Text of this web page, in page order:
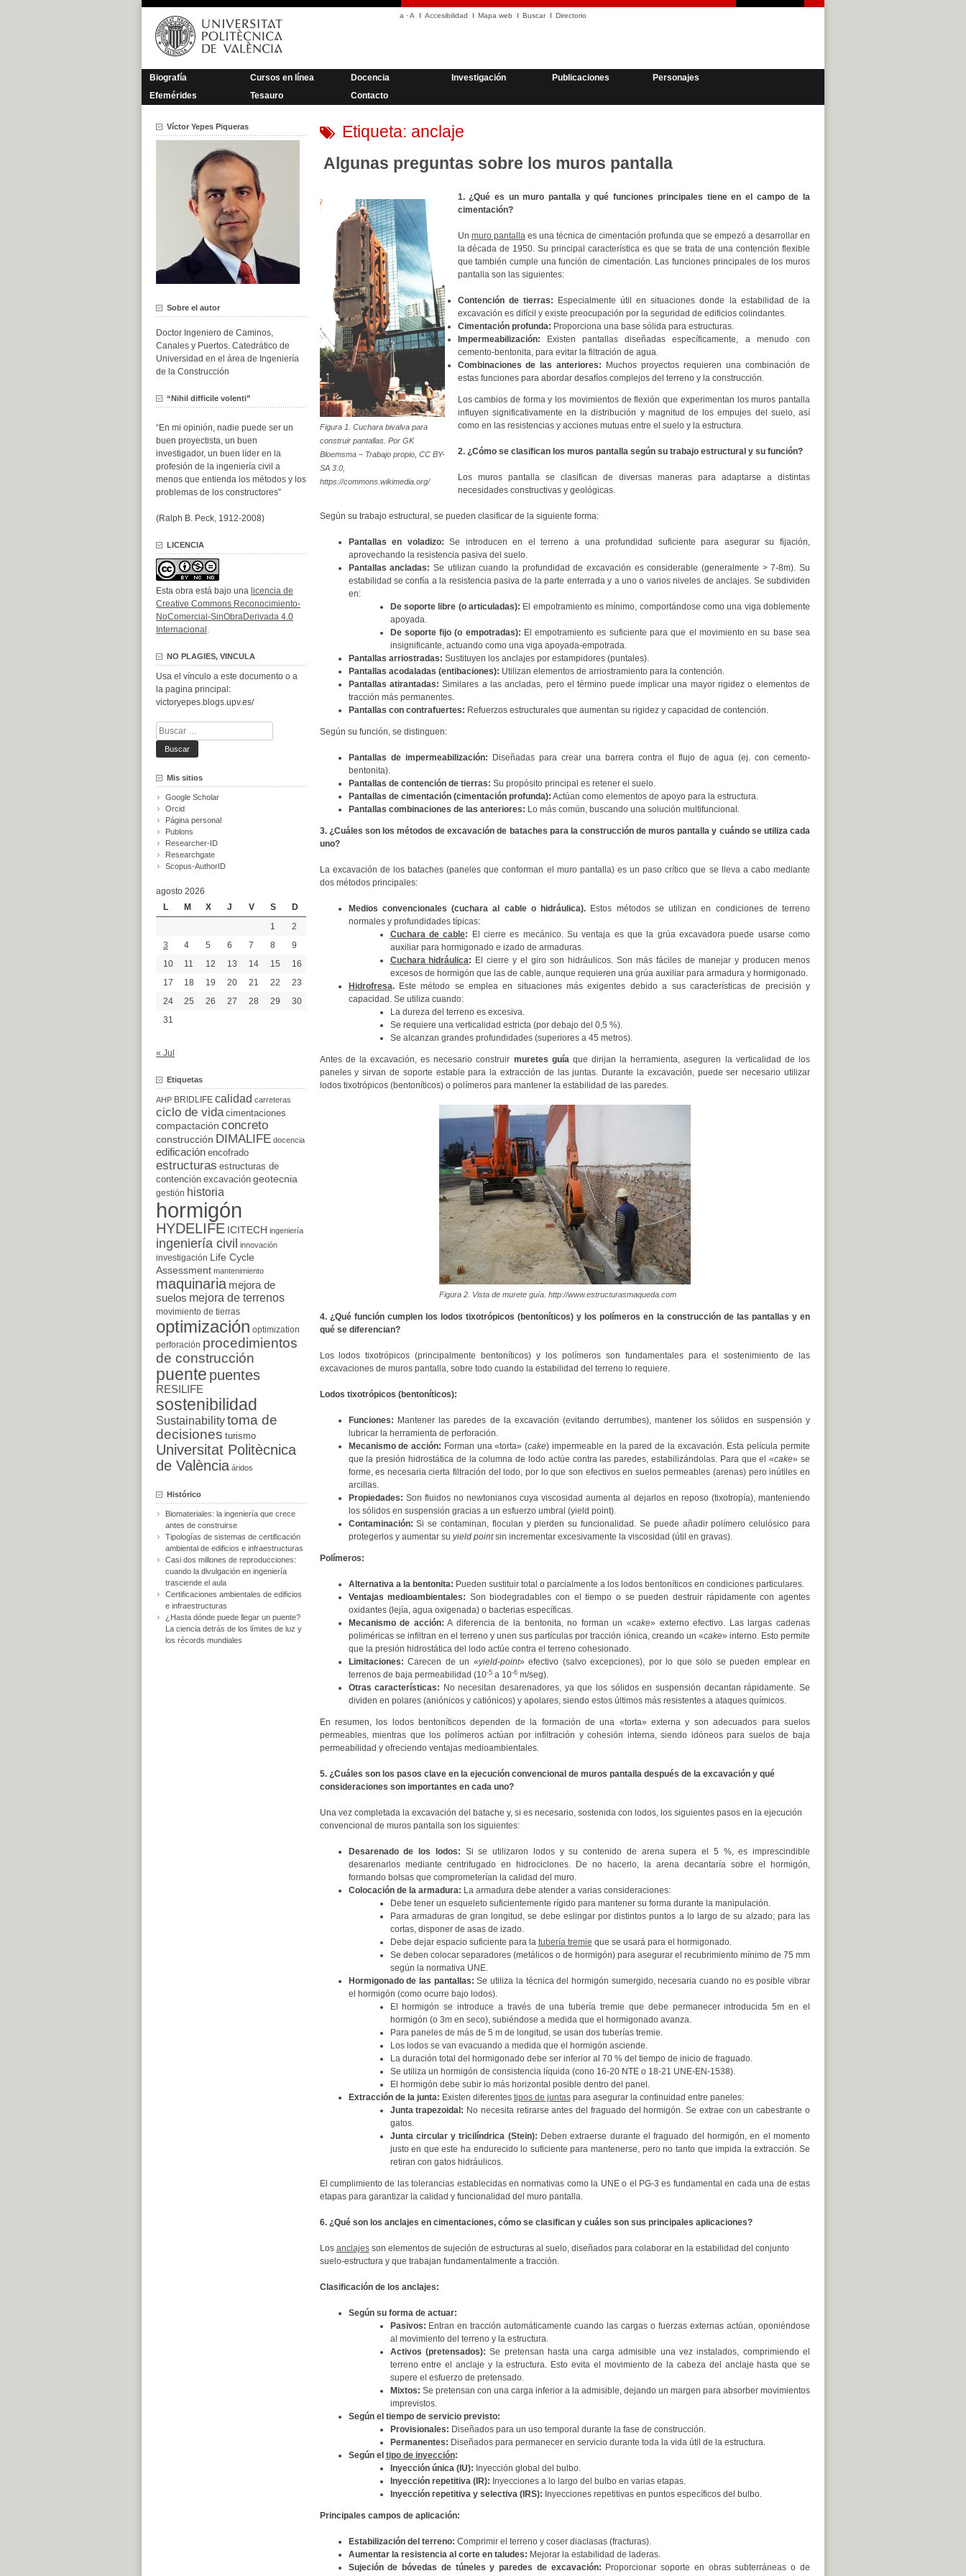
Saltar
contenido
a ·A Accesibilidad Mapa web Buscar Directorio
Biografía Cursos en línea Docencia Investigación Publicaciones
Personajes
Efemérides
Tesauro Contacto
Etiqueta: anclaje
Algunas preguntas sobre los muros pantalla
Figura 1. Cuchara bivalva para
construir pantallas. Por GK
Bloemsma – Trabajo propio, CC BY-
SA 3.0,
https://commons.wikimedia.org/
1. ¿Qué es un muro pantalla y qué funciones principales tiene en el campo de la
cimentación?
Un muro pantallaes una técnica de cimentación profunda que se empezó a desarrollar en
la década de 1950. Su principal característica es que se trata de una contención flexible
que también cumple una función de cimentación. Las funciones principales de los muros
pantalla son las siguientes:
Contención de tierras: Especialmente útil en situaciones donde la estabilidad de la
excavación es difícil y existe preocupación por la seguridad de edificios colindantes.
Cimentación profunda: Proporciona una base sólida para estructuras.
Impermeabilización: Existen pantallas diseñadas específicamente, a menudo con
cemento-bentonita, para evitar la filtración de agua.
Combinaciones de las anteriores: Muchos proyectos requieren una combinación de
estas funciones para abordar desafíos complejos del terreno y la construcción.
Los cambios de forma y los movimientos de flexión que experimentan los muros pantalla
influyen significativamente en la distribución y magnitud de los empujes del suelo, así
como en las resistencias y acciones mutuas entre el suelo y la estructura.
2. ¿Cómo se clasifican los muros pantalla según su trabajo estructural y su función?
Los muros pantalla se clasifican de diversas maneras para adaptarse a distintas
necesidades constructivas y geológicas.
Según su trabajo estructural, se pueden clasificar de la siguiente forma:
Pantallas en voladizo: Se introducen en el terreno a una profundidad suficiente para asegurar su fijación,
aprovechando la resistencia pasiva del suelo.
Pantallas ancladas: Se utilizan cuando la profundidad de excavación es considerable (generalmente > 7-8m). Su
estabilidad se confía a la resistencia pasiva de la parte enterrada y a uno o varios niveles de anclajes. Se subdividen
en:
De soporte libre (o articuladas): El empotramiento es mínimo, comportándose como una viga doblemente
apoyada.
De soporte fijo (o empotradas): El empotramiento es suficiente para que el movimiento en su base sea
insignificante, actuando como una viga apoyada-empotrada.
Pantallas arriostradas: Sustituyen los anclajes por estampidores (puntales).
Pantallas acodaladas (entibaciones): Utilizan elementos de arriostramiento para la contención.
Pantallas atirantadas: Similares a las ancladas, pero el término puede implicar una mayor rigidez o elementos de
tracción más permanentes.
Pantallas con contrafuertes: Refuerzos estructurales que aumentan su rigidez y capacidad de contención.
Según su función, se distinguen:
Pantallas de impermeabilización: Diseñadas para crear una barrera contra el flujo de agua (ej. con cemento-
bentonita).
Pantallas de contención de tierras: Su propósito principal es retener el suelo.
Pantallas de cimentación (cimentación profunda): Actúan como elementos de apoyo para la estructura.
Pantallas combinaciones de las anteriores: Lo más común, buscando una solución multifuncional.
3. ¿Cuáles son los métodos de excavación de bataches para la construcción de muros pantalla y cuándo se utiliza cada
uno?
La excavación de los bataches (paneles que conforman el muro pantalla) es un paso crítico que se lleva a cabo mediante
dos métodos principales:
Medios convencionales (cuchara al cable o hidráulica). Estos métodos se utilizan en condiciones de terreno
normales y profundidades típicas:
Cuchara de cable: El cierre es mecánico. Su ventaja es que la grúa excavadora puede usarse como
auxiliar para hormigonado e izado de armaduras.
Cuchara hidráulica: El cierre y el giro son hidráulicos. Son más fáciles de manejar y producen menos
excesos de hormigón que las de cable, aunque requieren una grúa auxiliar para armadura y hormigonado.
Hidrofresa. Este método se emplea en situaciones más exigentes debido a sus características de precisión y
capacidad. Se utiliza cuando:
La dureza del terreno es excesiva.
Se requiere una verticalidad estricta (por debajo del 0,5 %).
Se alcanzan grandes profundidades (superiores a 45 metros).
Antes de la excavación, es necesario construir muretes guíaque dirijan la herramienta, aseguren la verticalidad de los
paneles y sirvan de soporte estable para la extracción de las juntas. Durante la excavación, puede ser necesario utilizar
lodos tixotrópicos (bentoníticos) o polímeros para mantener la estabilidad de las paredes.
Figura 2. Vista de murete guía. http://www.estructurasmaqueda.com
4. ¿Qué función cumplen los lodos tixotrópicos (bentoníticos) y los polímeros en la construcción de las pantallas y en
qué se diferencian?
Los lodos tixotrópicos (principalmente bentoníticos) y los polímeros son fundamentales para el sostenimiento de las
excavaciones de muros pantalla, sobre todo cuando la estabilidad del terreno lo requiere.
Lodos tixotrópicos (bentoníticos):
Funciones: Mantener las paredes de la excavación (evitando derrumbes), mantener los sólidos en suspensión y
lubricar la herramienta de perforación.
Mecanismo de acción: Forman una «torta» (cake) impermeable en la pared de la excavación. Esta película permite
que la presión hidrostática de la columna de lodo actúe contra las paredes, estabilizándolas. Para que el «cake» se
forme, es necesaria cierta filtración del lodo, por lo que son efectivos en suelos permeables (arenas) pero inútiles en
arcillas.
Propiedades: Son fluidos no newtonianos cuya viscosidad aumenta al dejarlos en reposo (tixotropía), manteniendo
los sólidos en suspensión gracias a un esfuerzo umbral (yield point).
Contaminación: Si se contaminan, floculan y pierden su funcionalidad. Se puede añadir polímero celulósico para
protegerlos y aumentar su yield pointsin incrementar excesivamente la viscosidad (útil en gravas).
Polímeros:
Alternativa a la bentonita: Pueden sustituir total o parcialmente a los lodos bentoníticos en condiciones particulares.
Ventajas medioambientales: Son biodegradables con el tiempo o se pueden destruir rápidamente con agentes
oxidantes (lejía, agua oxigenada) o bacterias específicas.
Mecanismo de acción: A diferencia de la bentonita, no forman un «cake» externo efectivo. Las largas cadenas
poliméricas se infiltran en el terreno y unen sus partículas por tracción iónica, creando un «cake» interno. Esto permite
que la presión hidrostática del lodo actúe contra el terreno cohesionado.
Limitaciones: Carecen de un «yield-point» efectivo (salvo excepciones), por lo que solo se pueden emplear en
terrenos de baja permeabilidad (10-5a 10-6m/seg).
Otras características: No necesitan desarenadores, ya que los sólidos en suspensión decantan rápidamente. Se
dividen en polares (aniónicos y catiónicos) y apolares, siendo estos últimos más resistentes a ataques químicos.
En resumen, los lodos bentoníticos dependen de la formación de una «torta» externa y son adecuados para suelos
permeables, mientras que los polímeros actúan por infiltración y cohesión interna, siendo idóneos para suelos de baja
permeabilidad y ofreciendo ventajas medioambientales.
5. ¿Cuáles son los pasos clave en la ejecución convencional de muros pantalla después de la excavación y qué
consideraciones son importantes en cada uno?
Una vez completada la excavación del batache y, si es necesario, sostenida con lodos, los siguientes pasos en la ejecución
convencional de muros pantalla son los siguientes:
Desarenado de los lodos: Si se utilizaron lodos y su contenido de arena supera el 5 %, es imprescindible
desarenarlos mediante centrifugado en hidrociclones. De no hacerlo, la arena decantaría sobre el hormigón,
formando bolsas que comprometerían la calidad del muro.
Colocación de la armadura: La armadura debe atender a varias consideraciones:
Debe tener un esqueleto suficientemente rígido para mantener su forma durante la manipulación.
Para armaduras de gran longitud, se debe eslingar por distintos puntos a lo largo de su alzado; para las
cortas, disponer de asas de izado.
Debe dejar espacio suficiente para la tubería tremie que se usará para el hormigonado.
Se deben colocar separadores (metálicos o de hormigón) para asegurar el recubrimiento mínimo de 75 mm
según la normativa UNE.
Hormigonado de las pantallas: Se utiliza la técnica del hormigón sumergido, necesaria cuando no es posible vibrar
el hormigón (como ocurre bajo lodos).
El hormigón se introduce a través de una tubería tremie que debe permanecer introducida 5m en el
hormigón (o 3m en seco), subiéndose a medida que el hormigonado avanza.
Para paneles de más de 5 m de longitud, se usan dos tuberías tremie.
Los lodos se van evacuando a medida que el hormigón asciende.
La duración total del hormigonado debe ser inferior al 70 % del tiempo de inicio de fraguado.
Se utiliza un hormigón de consistencia líquida (cono 16-20 NTE o 18-21 UNE-EN-1538).
El hormigón debe subir lo más horizontal posible dentro del panel.
Extracción de la junta: Existen diferentes tipos de juntaspara asegurar la continuidad entre paneles:
Junta trapezoidal: No necesita retirarse antes del fraguado del hormigón. Se extrae con un cabestrante o
gatos.
Junta circular y tricilíndrica (Stein): Deben extraerse durante el fraguado del hormigón, en el momento
justo en que este ha endurecido lo suficiente para mantenerse, pero no tanto que impida la extracción. Se
retiran con gatos hidráulicos.
El cumplimiento de las tolerancias establecidas en normativas como la UNE o el PG-3 es fundamental en cada una de estas
etapas para garantizar la calidad y funcionalidad del muro pantalla.
6. ¿Qué son los anclajes en cimentaciones, cómo se clasifican y cuáles son sus principales aplicaciones?
Los anclajesson elementos de sujeción de estructuras al suelo, diseñados para colaborar en la estabilidad del conjunto
suelo-estructura y que trabajan fundamentalmente a tracción.
Clasificación de los anclajes:
Según su forma de actuar:
Pasivos: Entran en tracción automáticamente cuando las cargas o fuerzas externas actúan, oponiéndose
al movimiento del terreno y la estructura.
Activos (pretensados): Se pretensan hasta una carga admisible una vez instalados, comprimiendo el
terreno entre el anclaje y la estructura. Esto evita el movimiento de la cabeza del anclaje hasta que se
supere el esfuerzo de pretensado.
Mixtos: Se pretensan con una carga inferior a la admisible, dejando un margen para absorber movimientos
imprevistos.
Según el tiempo de servicio previsto:
Provisionales: Diseñados para un uso temporal durante la fase de construcción.
Permanentes: Diseñados para permanecer en servicio durante toda la vida útil de la estructura.
Según el tipo de inyección:
Inyección única (IU): Inyección global del bulbo.
Inyección repetitiva (IR): Inyecciones a lo largo del bulbo en varias etapas.
Inyección repetitiva y selectiva (IRS): Inyecciones repetitivas en puntos específicos del bulbo.
Principales campos de aplicación:
Estabilización del terreno: Comprimir el terreno y coser diaclasas (fracturas).
Aumentar la resistencia al corte en taludes: Mejorar la estabilidad de laderas.
Sujeción de bóvedas de túneles y paredes de excavación: Proporcionar soporte en obras subterráneas o de
Víctor Yepes Piqueras
Sobre el autor
Doctor Ingeniero de Caminos,
Canales y Puertos. Catedrático de
Universidad en el área de Ingeniería
de la Construcción
“Nihil difficile volenti”
“En mi opinión, nadie puede ser un
buen proyectista, un buen
investigador, un buen líder en la
profesión de la ingeniería civil a
menos que entienda los métodos y los
problemas de los constructores”
(Ralph B. Peck, 1912-2008)
LICENCIA
Esta obra está bajo una licencia de
Creative Commons Reconocimiento-
NoComercial-SinObraDerivada 4.0
Internacional .
NO PLAGIES, VINCULA
Usa el vínculo a este documento o a
la pagina principal:
victoryepes.blogs.upv.es/
Buscar:
Mis sitios
Google Scholar
Orcid
Página personal
Publons
Researcher-ID
Researchgate
Scopus-AuthorID
agosto 2026
L
M X J V S
D
1
2
3
4 5 6 7 8
9
10
11 12 13 14 15
16
17
18 19 20 21 22
23
24
25 26 27 28 29
30
31
« Jul
Etiquetas
AHP BRIDLIFE calidad carreteras
ciclo de vida cimentaciones
compactación concreto
construcción DIMALIFE docencia
edificación encofrado
estructuras estructuras de
contención excavación geotecnia
gestión historia
hormigón
HYDELIFE ICITECH ingeniería
ingeniería civil innovación
investigación
Life Cycle
Assessment mantenimiento
maquinaria mejora de
suelos mejora de terrenos
movimiento de tierras
optimización optimization
perforación procedimientos
de construcción
puente puentes
RESILIFE
sostenibilidad
Sustainabilitytoma de
decisiones turismo
Universitat Politècnica
de València áridos
Histórico
Biomateriales: la ingeniería que crece
antes de construirse
Tipologías de sistemas de certificación
ambiental de edificios e infraestructuras
Casi dos millones de reproducciones:
cuando la divulgación en ingeniería
trasciende el aula
Certificaciones ambientales de edificios
e infraestructuras
¿Hasta dónde puede llegar un puente?
La ciencia detrás de los límites de luz y
los récords mundiales